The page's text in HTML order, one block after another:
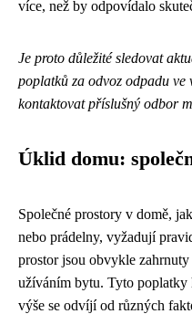
více, než by odpovídalo
Je proto důležité sledovat
poplatků za odvoz odpadu
kontaktovat příslušný odbor
Úklid domu:
Společné prostory v domě,
nebo prádelny, vyžadují
prostor jsou obvykle
užíváním bytu. Tyto poplatky
výše se odvíjí od různých